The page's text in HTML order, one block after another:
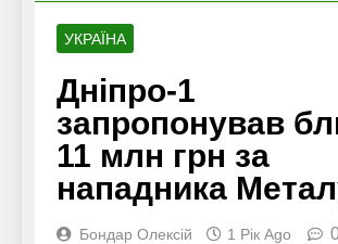
УКРАЇНА
Дніпро-1
запропонував
11 млн грн за
нападника
Бондар Олексій 1 Рік Ago